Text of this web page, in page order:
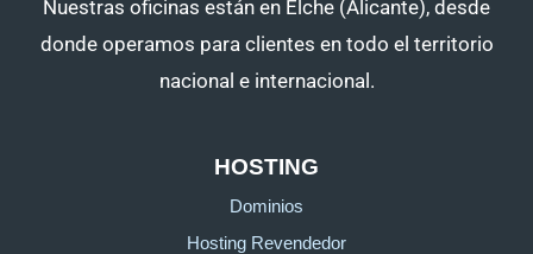
Nuestras oficinas están en Elche (Alicante), desde
donde operamos para clientes en todo el territorio
nacional e internacional.
HOSTING
Dominios
Hosting Revendedor